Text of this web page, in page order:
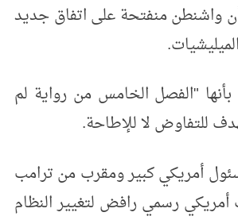
واشنطن منفتحة على اتفاق جديد
بأنها "الفصل الخامس من رواية لم
للتفاوض لا للإطاحة.
أمريكي كبير ومقرب من ترامب
أمريكي رسمي رافض لتغيير النظام